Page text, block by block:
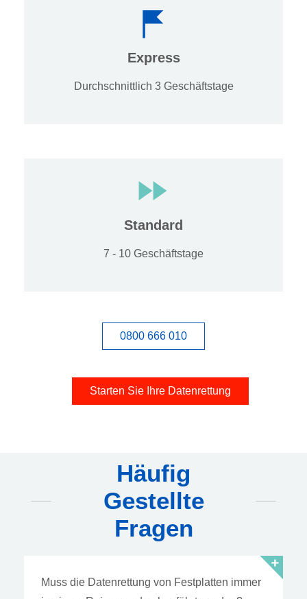
Express
Durchschnittlich 3 Geschäftstage
Standard
7 - 10 Geschäftstage
0800 666 010
Starten Sie Ihre Datenrettung
Häufig
Gestellte
Fragen
Muss die Datenrettung von Festplatten immer